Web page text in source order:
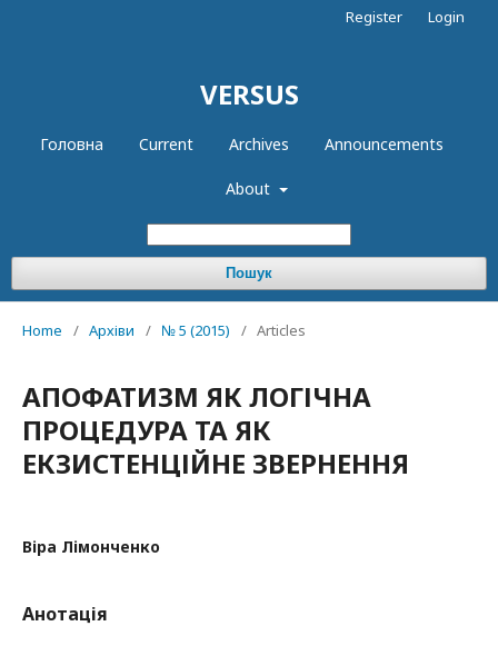
VERSUS
Головна Current Archives Announcements
About
Пошук
Register Login
Home / Архіви / № 5 (2015) / Articles
АПОФАТИЗМ ЯК ЛОГІЧНА
ПРОЦЕДУРА ТА ЯК
ЕКЗИСТЕНЦІЙНЕ ЗВЕРНЕННЯ
Віра Лімонченко
Анотація